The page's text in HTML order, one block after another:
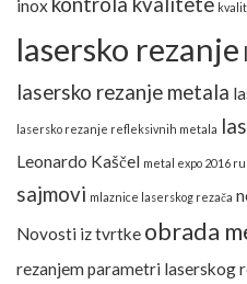
inox
lasersko rezanje
lasersko rezanje metala
lasersko rezanje refleksivnih metala
Leonardo Kaščel metal expo 2016
sajmovi mlaznice laserskog rezača
Novosti iz tvrtke obrada
rezanjem parametri laserskog